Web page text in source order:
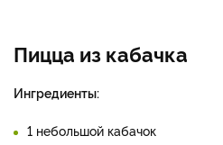
Пицца из кабачка
Ингредиенты:
1 небольшой кабачок